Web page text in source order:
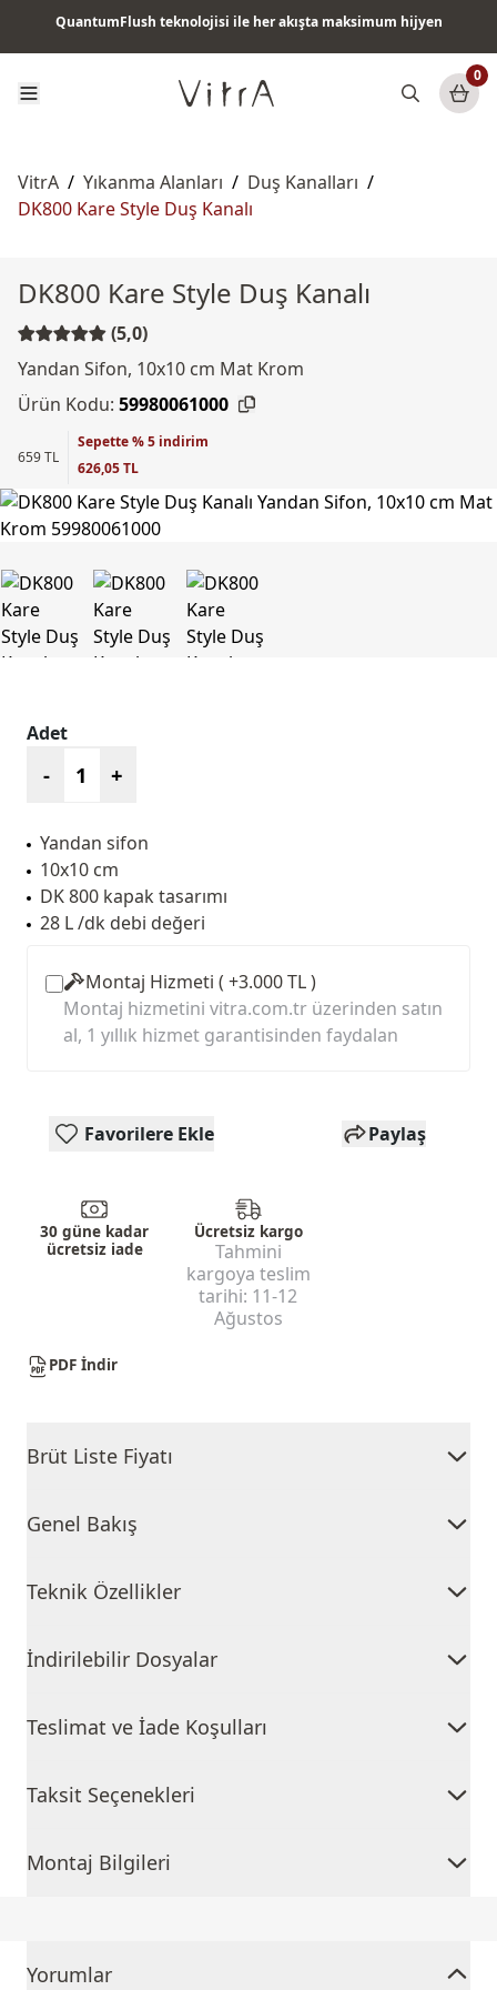
QuantumFlush teknolojisi ile her akışta maksimum hijyen
0
VitrA / Yıkanma Alanları / Duş Kanalları /
DK800 Kare Style Duş Kanalı
DK800 Kare Style Duş Kanalı
(5,0)
Yandan Sifon, 10x10 cm Mat Krom
Ürün Kodu: 59980061000
659 TL
Sepette % 5 indirim
626,05 TL
Adet
- +
Yandan sifon
10x10 cm
DK 800 kapak tasarımı
28 L /dk debi değeri
Montaj Hizmeti ( +3.000 TL )
Montaj hizmetini vitra.com.tr üzerinden satın
al, 1 yıllık hizmet garantisinden faydalan
Favorilere Ekle Paylaş
30 güne kadar
ücretsiz iade
Ücretsiz kargo
Tahmini
kargoya teslim
tarihi: 11-12
Ağustos
PDF İndir
Brüt Liste Fiyatı
Genel Bakış
Teknik Özellikler
İndirilebilir Dosyalar
Teslimat ve İade Koşulları
Taksit Seçenekleri
Montaj Bilgileri
Yorumlar